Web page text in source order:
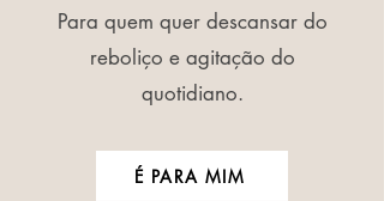
Para quem quer descansar do
reboliço e agitação do
quotidiano.
É PARA MIM